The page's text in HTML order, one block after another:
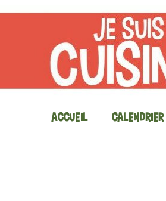
Accueil Calendrier